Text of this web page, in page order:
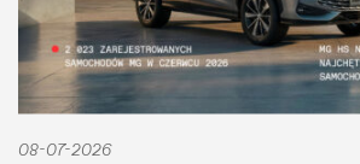
08-07-2026